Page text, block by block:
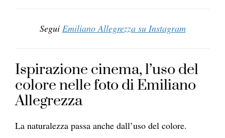
Segui Emiliano Allegrezza su Instagram
Ispirazione cinema, l’uso del
colore nelle foto di Emiliano
Allegrezza
La naturalezza passa anche dall’uso del colore.